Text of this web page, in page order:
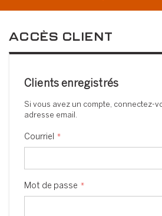
ACCÈS CLIENT
Clients enregistrés
Si vous avez un compte, connectez-
adresse email.
Courriel
Mot de passe